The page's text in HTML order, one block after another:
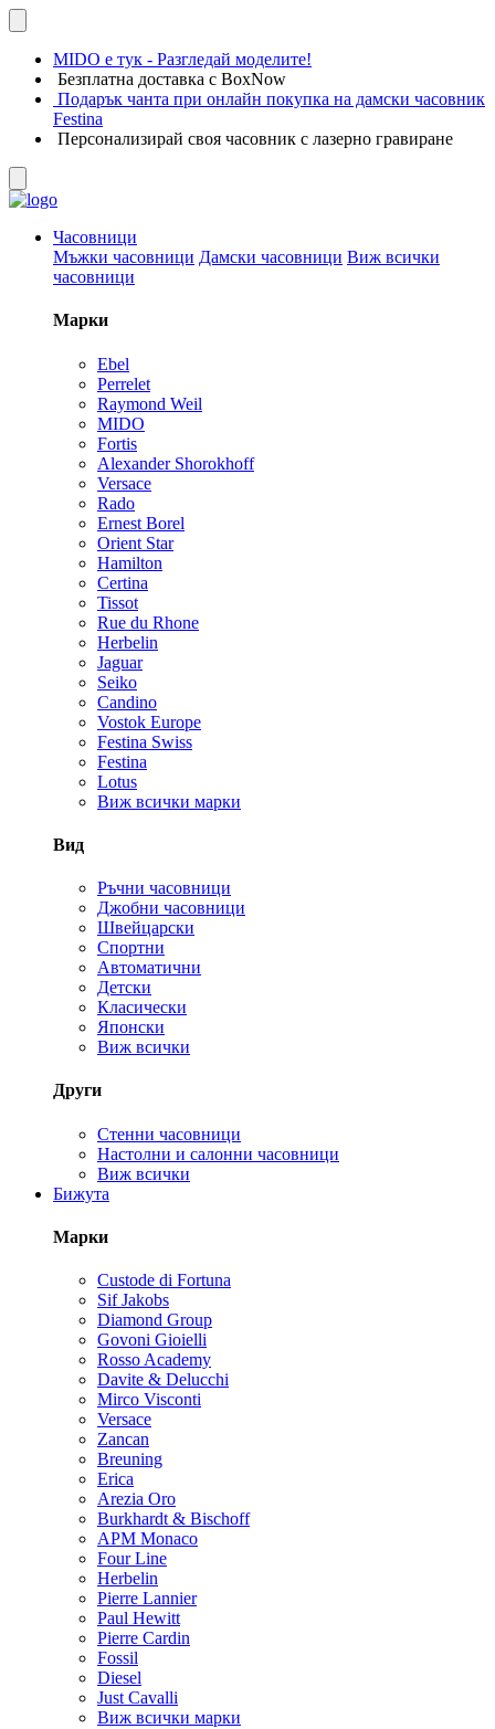
MIDO е тук - Разгледай моделите!
Безплатна доставка с BoxNow
Подарък чанта при онлайн покупка на дамски часовник
Festina
Персонализирай своя часовник с лазерно гравиране
Часовници
Мъжки часовници Дамски часовници Виж всички
часовници
Марки
Ebel
Perrelet
Raymond Weil
MIDO
Fortis
Alexander Shorokhoff
Versace
Rado
Ernest Borel
Orient Star
Hamilton
Certina
Tissot
Rue du Rhone
Herbelin
Jaguar
Seiko
Candino
Vostok Europe
Festina Swiss
Festina
Lotus
Виж всички марки
Вид
Ръчни часовници
Джобни часовници
Швейцарски
Спортни
Автоматични
Детски
Класически
Японски
Виж всички
Други
Стенни часовници
Настолни и салонни часовници
Виж всички
Бижута
Марки
Custode di Fortuna
Sif Jakobs
Diamond Group
Govoni Gioielli
Rosso Academy
Davite & Delucchi
Mirco Visconti
Versace
Zancan
Breuning
Erica
Arezia Oro
Burkhardt & Bischoff
APM Monaco
Four Line
Herbelin
Pierre Lannier
Paul Hewitt
Pierre Cardin
Fossil
Diesel
Just Cavalli
Виж всички марки